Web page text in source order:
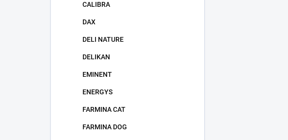
CALIBRA
DAX
DELI NATURE
DELIKAN
EMINENT
ENERGYS
FARMINA CAT
FARMINA DOG